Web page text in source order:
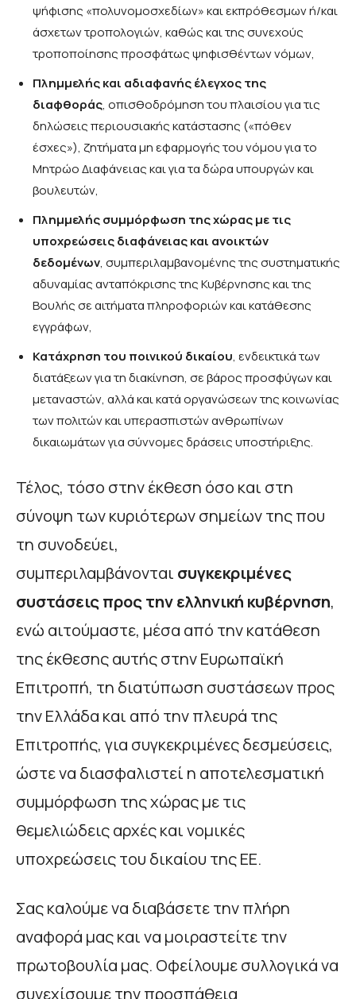
ψήφισης «πολυνομοσχεδίων» και εκπρόθεσμων ή/και
άσχετων τροπολογιών, καθώς και της συνεχούς
τροποποίησης προσφάτως ψηφισθέντων νόμων,
Πλημμελής και αδιαφανής έλεγχος της
διαφθοράς, οπισθοδρόμηση του πλαισίου για τις
δηλώσεις περιουσιακής κατάστασης («πόθεν
έσχες»), ζητήματα μη εφαρμογής του νόμου για το
Μητρώο Διαφάνειας και για τα δώρα υπουργών και
βουλευτών,
Πλημμελής συμμόρφωση της χώρας με τις
υποχρεώσεις διαφάνειας και ανοικτών
δεδομένων, συμπεριλαμβανομένης της συστηματικής
αδυναμίας ανταπόκρισης της Κυβέρνησης και της
Βουλής σε αιτήματα πληροφοριών και κατάθεσης
εγγράφων,
Κατάχρηση του ποινικού δικαίου, ενδεικτικά των
διατάξεων για τη διακίνηση, σε βάρος προσφύγων και
μεταναστών, αλλά και κατά οργανώσεων της κοινωνίας
των πολιτών και υπερασπιστών ανθρωπίνων
δικαιωμάτων για σύννομες δράσεις υποστήριξης.
Τέλος, τόσο στην έκθεση όσο και στη
σύνοψη των κυριότερων σημείων της που
τη συνοδεύει,
συμπεριλαμβάνονται συγκεκριμένες
συστάσεις προς την ελληνική κυβέρνηση,
ενώ αιτούμαστε, μέσα από την κατάθεση
της έκθεσης αυτής στην Ευρωπαϊκή
Επιτροπή, τη διατύπωση συστάσεων προς
την Ελλάδα και από την πλευρά της
Επιτροπής, για συγκεκριμένες δεσμεύσεις,
ώστε να διασφαλιστεί η αποτελεσματική
συμμόρφωση της χώρας με τις
θεμελιώδεις αρχές και νομικές
υποχρεώσεις του δικαίου της ΕΕ.
Σας καλούμε να διαβάσετε την πλήρη
αναφορά μας και να μοιραστείτε την
πρωτοβουλία μας. Οφείλουμε συλλογικά να
συνεχίσουμε την προσπάθεια